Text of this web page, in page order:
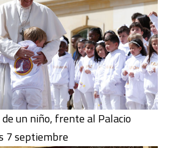
un niño, frente al Palacio
7 septiembre